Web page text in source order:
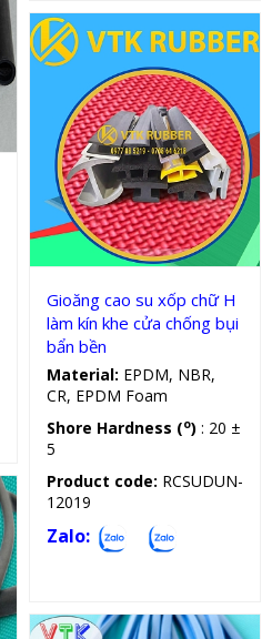
Gioăng silicon, cao su chữ H
Gioăng cao su xốp chữ H
làm kín khe cửa chống bụi
bẩn bền
Material: EPDM, NBR,
CR, EPDM Foam
Shore Hardness (o) : 20 ±
5
Product code: RCSUDUN-
12019
Zalo: